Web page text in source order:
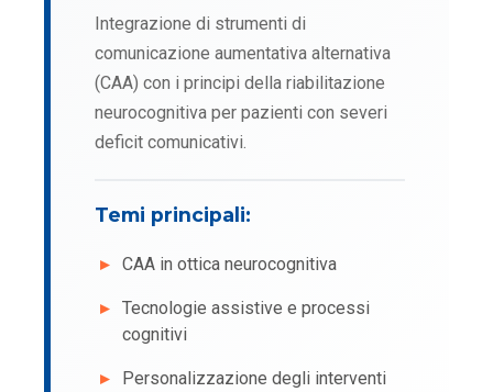
Integrazione di strumenti di
comunicazione aumentativa alternativa
(CAA) con i principi della riabilitazione
neurocognitiva per pazienti con severi
deficit comunicativi.
Temi principali:
CAA in ottica neurocognitiva
Tecnologie assistive e processi
cognitivi
Personalizzazione degli interventi